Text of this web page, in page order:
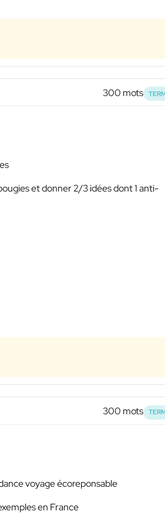
300 mots
et donner 2/3 idées dont 1 anti-
300 mots
voyage écoreponsable
en France